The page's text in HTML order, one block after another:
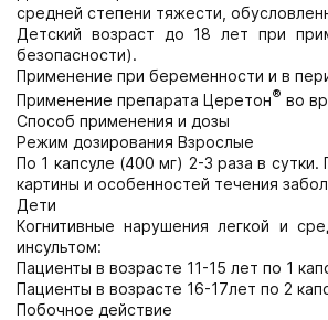
средней степени тяжести,
Детский возраст до 18 лет при
безопасности).
Применение при беременности и в
Применение препарата Церетон® во
Способ применения и дозы
Режим дозирования Взрослые
По 1 капсуле (400 мг) 2-3 раза в
картины и особенностей течения
Дети
Когнитивные нарушения легкой и
инсультом:
Пациенты в возрасте 11-15 лет по 1
Пациенты в возрасте 16-17лет по 2
Побочное действие